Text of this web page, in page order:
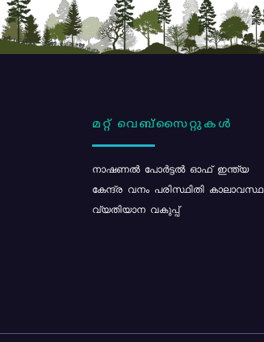
മറ്റ് വെബ്സൈറ്റുകൾ
നാഷണൽ പോർട്ടൽ ഓഫ് ഇന്ത്യ
കേന്ദ്ര വനം പരിസ്ഥിതി കാലാവസ്ഥ
വ്യതിയാന വകുപ്പ്